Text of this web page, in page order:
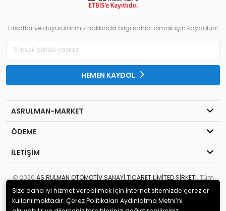
Fırsatlar ve duyurularımız hakkında bilgi sahibi olmak için kaydolun!
HEMEN KAYDOL
ASRULMAN-MARKET
ÖDEME
İLETİŞİM
© 2020 AS RULMAN OTOMOTİV SANAYİ TİCARET LİMİTED ŞİRKETİ
. Tüm
Size daha iyi hizmet verebilmek için internet sitemizde çerezler
kullanılmaktadır. Çerez Politikaları Aydınlatma Metni’ni